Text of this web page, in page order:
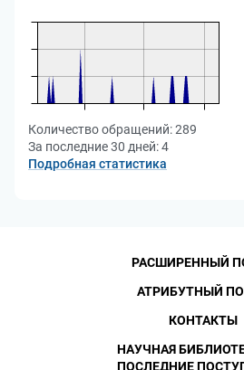
Количество обращений:289
За последние 30 дней:4
Подробная статистика
РАСШИРЕННЫЙ
АТРИБУТНЫЙ
КОНТАКТЫ
НАУЧНАЯ
ПОСЛЕДНИЕ